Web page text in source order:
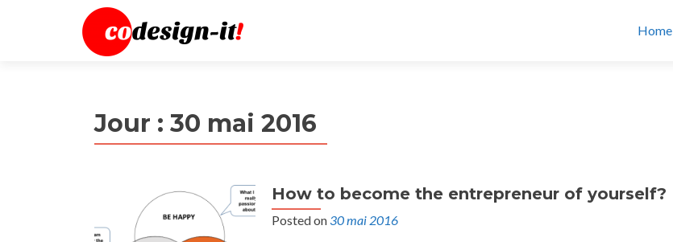
Home
Jour : 30 mai 2016
How to become the entrepreneur of yourself?
Posted on 30 mai 2016